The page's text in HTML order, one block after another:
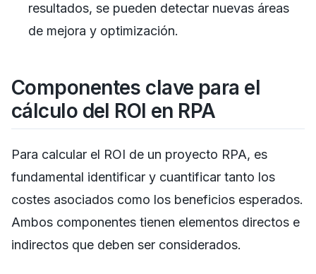
resultados, se pueden detectar nuevas áreas
de mejora y optimización.
Componentes clave para el
cálculo del ROI en RPA
Para calcular el ROI de un proyecto RPA, es
fundamental identificar y cuantificar tanto los
costes asociados como los beneficios esperados.
Ambos componentes tienen elementos directos e
indirectos que deben ser considerados.